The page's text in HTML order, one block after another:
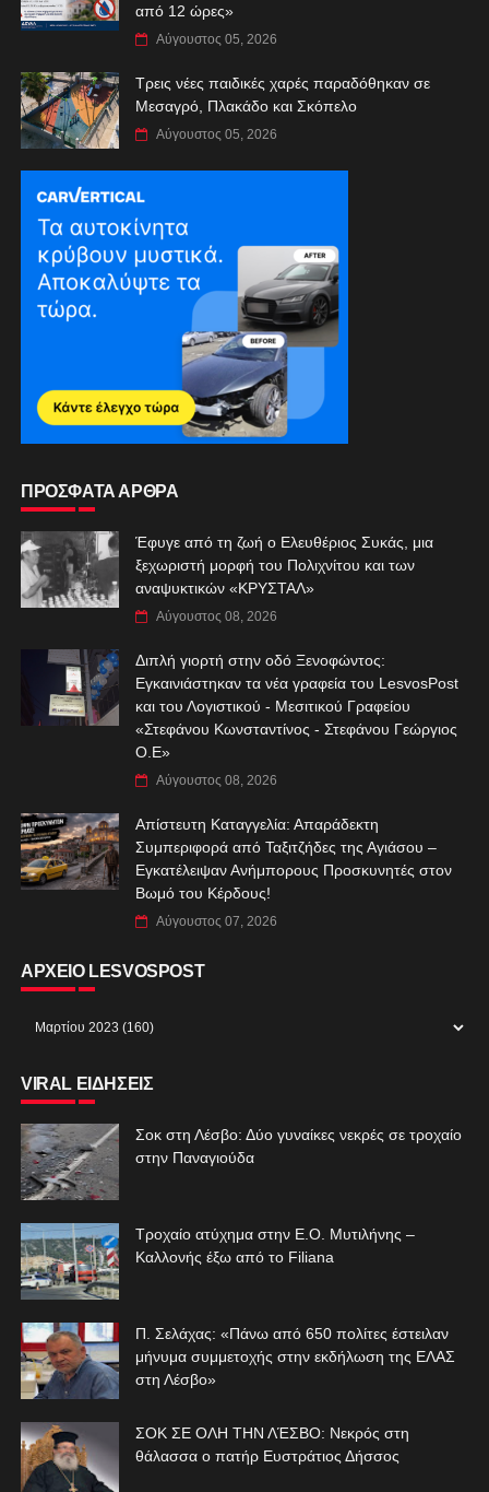
από 12 ώρες»
Αύγουστος 05, 2026
Τρεις νέες παιδικές χαρές παραδόθηκαν σε
Μεσαγρό, Πλακάδο και Σκόπελο
Αύγουστος 05, 2026
ΠΡΟΣΦΑΤΑ ΑΡΘΡΑ
Έφυγε από τη ζωή ο Ελευθέριος Συκάς, μια
ξεχωριστή μορφή του Πολιχνίτου και των
αναψυκτικών «ΚΡΥΣΤΑΛ»
Αύγουστος 08, 2026
Διπλή γιορτή στην οδό Ξενοφώντος:
Εγκαινιάστηκαν τα νέα γραφεία του LesvosPost
και του Λογιστικού - Μεσιτικού Γραφείου
«Στεφάνου Κωνσταντίνος - Στεφάνου Γεώργιος
Ο.Ε»
Αύγουστος 08, 2026
Απίστευτη Καταγγελία: Απαράδεκτη
Συμπεριφορά από Ταξιτζήδες της Αγιάσου –
Εγκατέλειψαν Ανήμπορους Προσκυνητές στον
Βωμό του Κέρδους!
Αύγουστος 07, 2026
ΑΡΧΕΙΟ LESVOSPOST
VIRAL ΕΙΔΗΣΕΙΣ
Σοκ στη Λέσβο: Δύο γυναίκες νεκρές σε τροχαίο
στην Παναγιούδα
Τροχαίο ατύχημα στην Ε.Ο. Μυτιλήνης –
Καλλονής έξω από το Filiana
Π. Σελάχας: «Πάνω από 650 πολίτες έστειλαν
μήνυμα συμμετοχής στην εκδήλωση της ΕΛΑΣ
στη Λέσβο»
ΣΟΚ ΣΕ ΟΛΗ ΤΗΝ ΛΈΣΒΟ: Νεκρός στη
θάλασσα ο πατήρ Ευστράτιος Δήσσος